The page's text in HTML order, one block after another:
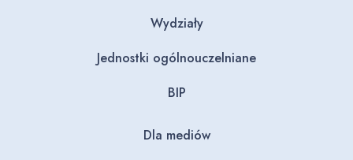
Wydziały
Jednostki ogólnouczelniane
BIP
Dla mediów